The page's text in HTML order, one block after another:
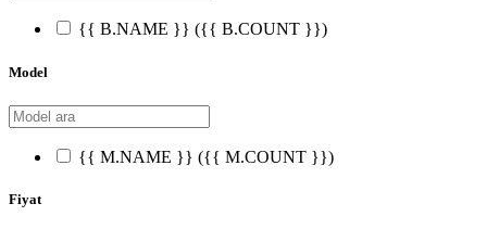
{{ B.NAME }} ({{ B.COUNT }})
Model
{{ M.NAME }} ({{ M.COUNT }})
Fiyat